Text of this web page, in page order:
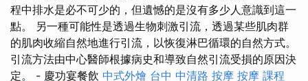
程中排水是必不可少的，但遺憾的是沒有多少人意識到這一
點。 另一種可能性是透過生物刺激引流，透過某些肌肉群
的肌肉收縮自然地進行引流，以恢復淋巴循環的自然方式。
引流方法由中心醫師根據病史和導致自然引流​​受損的原因決
定。 - 慶功宴餐飲 中式外燴 台中 中清路 按摩 按摩 課程